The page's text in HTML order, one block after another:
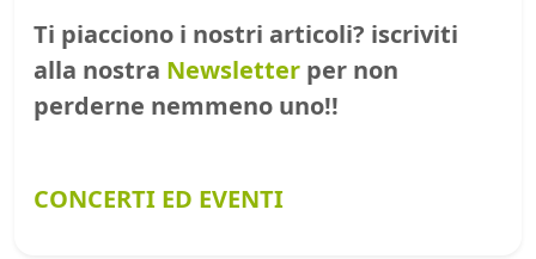
Ti piacciono i nostri articoli? iscriviti
alla nostra Newsletter per non
perderne nemmeno uno!!
CONCERTI ED EVENTI